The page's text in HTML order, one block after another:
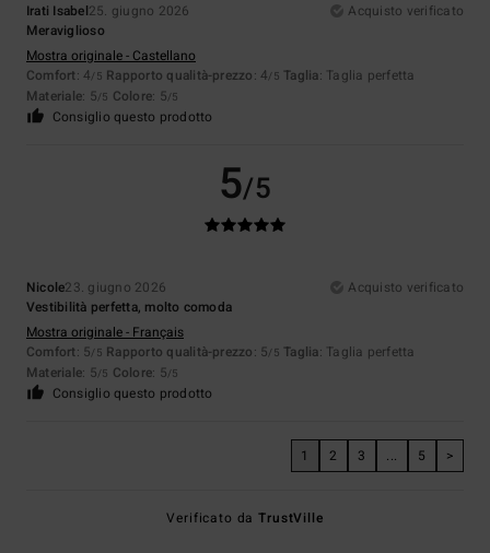
Irati Isabel25. giugno 2026
Acquisto verificato
Meraviglioso
Mostra originale - Castellano
Comfort: 4/5 Rapporto qualità-prezzo: 4/5 Taglia: Taglia perfetta
Materiale: 5/5 Colore: 5/5
Consiglio questo prodotto
5/5
Nicole23. giugno 2026
Acquisto verificato
Vestibilità perfetta, molto comoda
Mostra originale - Français
Comfort: 5/5 Rapporto qualità-prezzo: 5/5 Taglia: Taglia perfetta
Materiale: 5/5 Colore: 5/5
Consiglio questo prodotto
1 2 3 ... 5 >
Verificato daTrustVille